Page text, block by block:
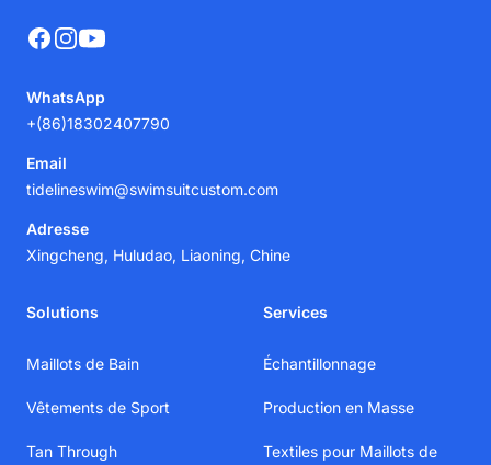
Facebook
Instagram
YouTube
WhatsApp
+(86)18302407790
Email
tidelineswim@swimsuitcustom.com
Adresse
Xingcheng, Huludao, Liaoning, Chine
Solutions
Maillots de Bain
Vêtements de Sport
Tan Through
Services
Échantillonnage
Production en Masse
Textiles pour Maillots de